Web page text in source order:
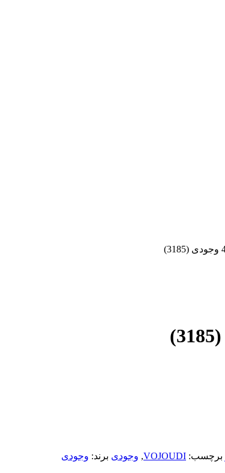
برچسب: VOJOUDI
, وجودی برند: وجودی